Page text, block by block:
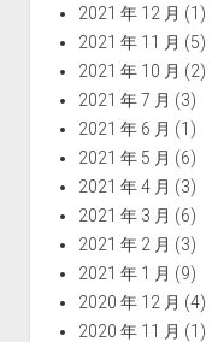
2021 年 12 月 (1)
2021 年 11 月 (5)
2021 年 10 月 (2)
2021 年 7 月 (3)
2021 年 6 月 (1)
2021 年 5 月 (6)
2021 年 4 月 (3)
2021 年 3 月 (6)
2021 年 2 月 (3)
2021 年 1 月 (9)
2020 年 12 月 (4)
2020 年 11 月 (1)